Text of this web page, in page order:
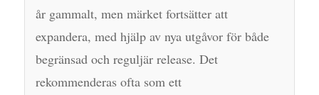
år gammalt, men märket fortsätter att
expandera, med hjälp av nya utgåvor för både
begränsad och reguljär release. Det
rekommenderas ofta som ett